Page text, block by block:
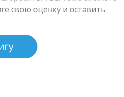
свою оценку и оставить